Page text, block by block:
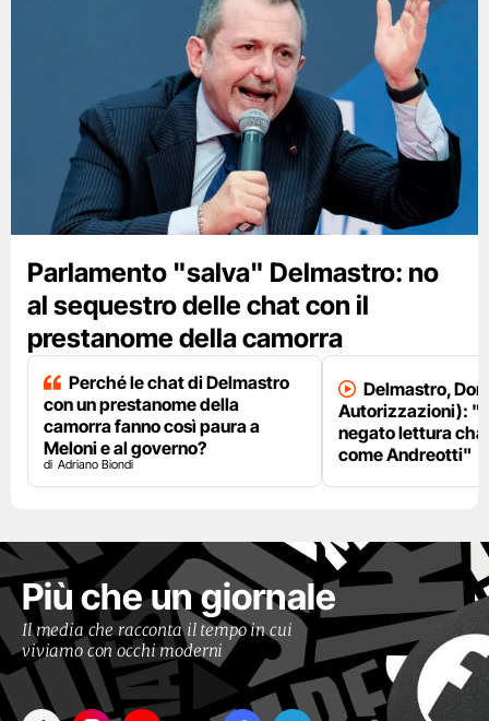
Parlamento "salva" Delmastro: no
al sequestro delle chat con il
prestanome della camorra
Perché le chat di Delmastro
con un prestanome della
camorra fanno così paura a
Meloni e al governo?
Adriano Biondi
Delmastro,
Autorizzazioni):
negato lettura
come Andreotti"
Più che un giornale
Il media che racconta il tempo in cui
viviamo con occhi moderni